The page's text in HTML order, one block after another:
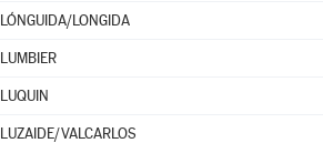
LÓNGUIDA/LONGIDA
LUMBIER
LUQUIN
LUZAIDE/VALCARLOS